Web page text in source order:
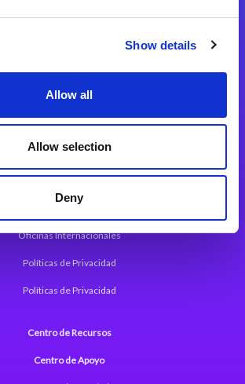
Show details
Allow all
Allow selection
Deny
Magic xpi Plataforma de Integración
Comunicados de Prensa (Inglés)
Acerca de Magic
Oficinas Internacionales
Políticas de Privacidad
Políticas de Privacidad
Centro de Recursos
Centro de Apoyo